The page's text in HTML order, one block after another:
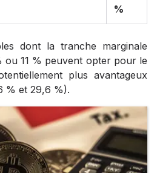
%
dont la tranche marginale
ou 11 % peuvent opter pour le
plus avantageux
% et 29,6 %).